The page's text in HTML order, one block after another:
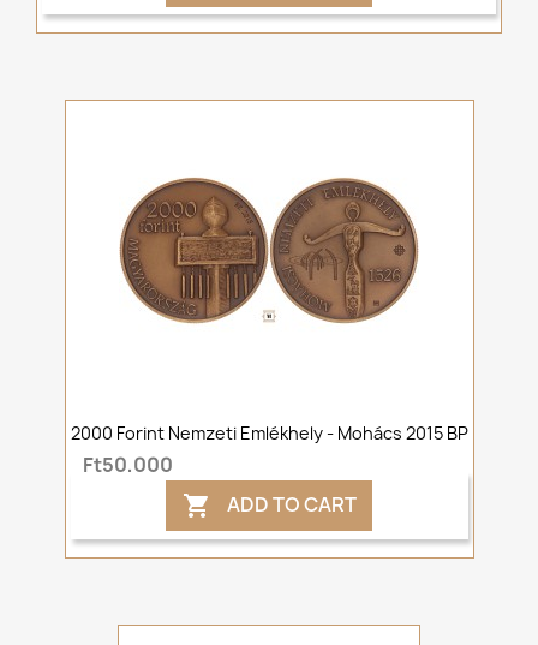
2000 Forint Nemzeti Emlékhely - Mohács 2015 BP
Ft50,000
 ADD TO CART